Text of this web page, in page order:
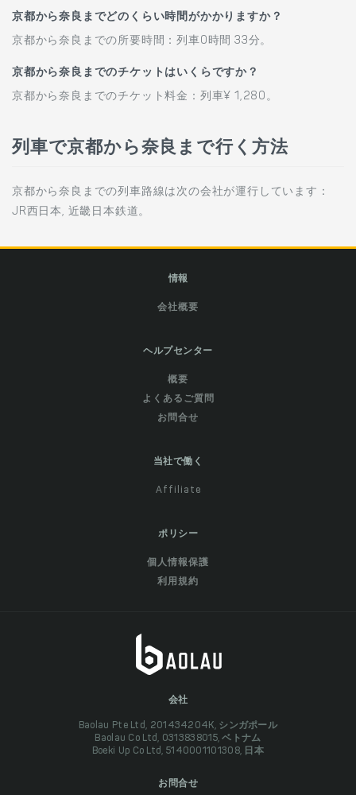
京都から奈良までどのくらい時間がかかりますか？
京都から奈良までの所要時間：列車0時間 33分。
京都から奈良までのチケットはいくらですか？
京都から奈良までのチケット料金：列車¥ 1,280。
列車で京都から奈良まで行く方法
京都から奈良までの列車路線は次の会社が運行しています：
JR西日本, 近畿日本鉄道。
情報
会社概要
ヘルプセンター
概要
よくあるご質問
お問合せ
当社で働く
Affiliate
ポリシー
個人情報保護
利用規約
会社
Baolau Pte Ltd, 201434204K, シンガポール
Baolau Co Ltd, 0313838015, ベトナム
Boeki Up Co Ltd, 5140001101308, 日本
お問合せ